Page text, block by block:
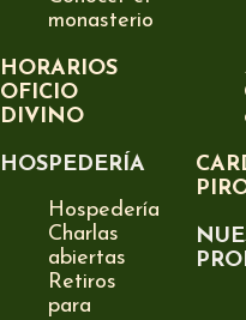
monasterio
HORARIOS
OFICIO
DIVINO
HOSPEDERÍA
Hospedería
Charlas
abiertas
Retiros
para